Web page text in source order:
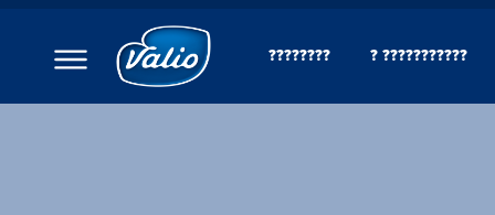
???????? ? ???????????
????????
????????
?